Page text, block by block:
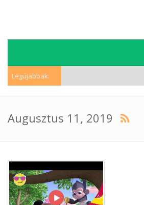
Legújabbak:
Augusztus 11, 2019